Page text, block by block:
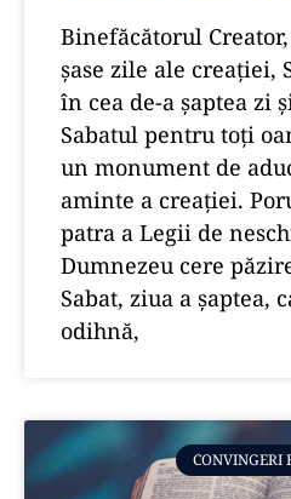
Binefăcătorul
şase zile ale creaţiei,
în cea de-a şaptea zi
Sabatul pentru toţi
un monument de
aminte a creaţiei.
patra a Legii de
Dumnezeu cere
Sabat, ziua a şaptea,
odihnă,
CONVINGERI